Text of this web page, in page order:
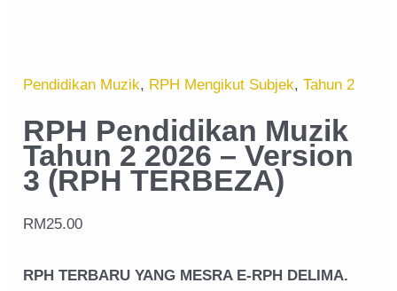
Pendidikan Muzik, RPH Mengikut Subjek,Tahun 2
RPH Pendidikan Muzik
Tahun 2 2026 – Version
3 (RPH TERBEZA)
RM25.00
RPH TERBARU YANG MESRA E-RPH DELIMA.